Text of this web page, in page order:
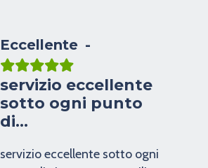
servizio eccellente
sotto ogni punto
di…
servizio eccellente sotto ogni
Eccellente